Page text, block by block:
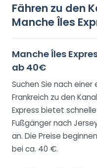
Fähren zu den
Manche Îles
Manche Îles
ab 40€
Suchen Sie nach
Frankreich zu den
Express bietet
Fußgänger nach
an. Die Preise
bei ca. 40 €.